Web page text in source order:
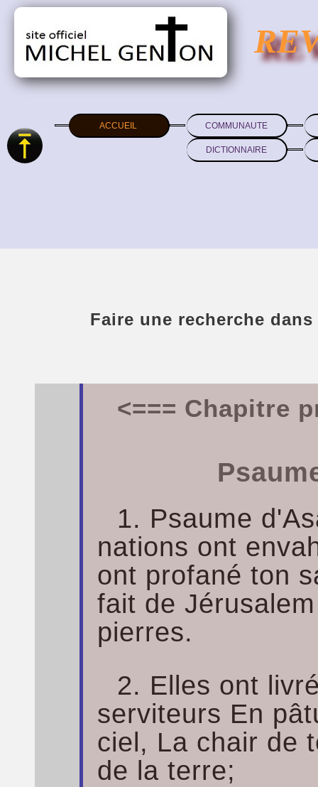
ACCUEIL COMMUNAUTE
DICTIONNAIRE
Faire une recherche
<=== Chapitre
1. Psaume
nations ont
ont profané ton
fait de
pierres.
2. Elles ont
serviteurs En
ciel, La chair de
de la terre;